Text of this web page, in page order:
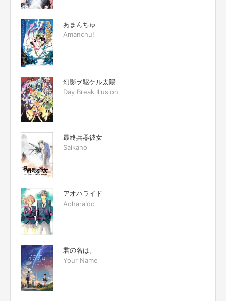
あまんちゅ
Amanchu!
幻影ヲ駆ケル太陽
Day Break Illusion
最終兵器彼女
Saikano
アオハライド
Aoharaido
君の名は。
Your Name